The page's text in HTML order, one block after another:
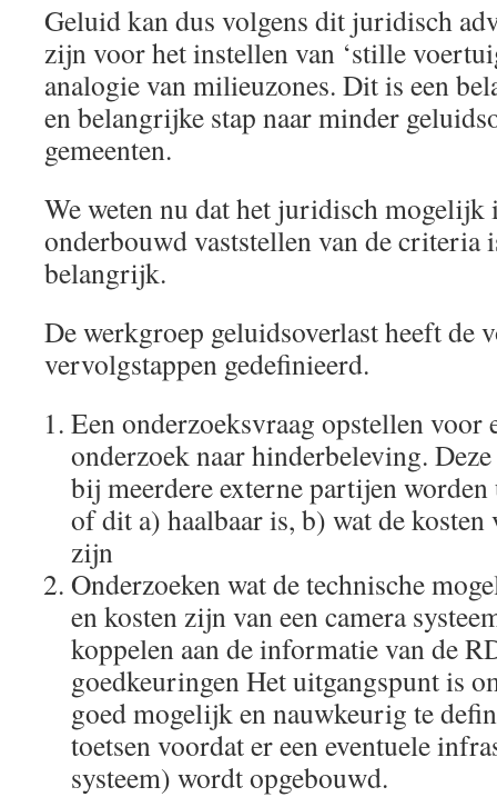
Geluid kan dus volgens dit juridisch
zijn voor het instellen van ‘stille
analogie van milieuzones. Dit is een
en belangrijke stap naar minder
gemeenten.
We weten nu dat het juridisch mogelijk
onderbouwd vaststellen van de criteria
belangrijk.
De werkgroep geluidsoverlast heeft de
vervolgstappen gedefinieerd.
Een onderzoeksvraag opstellen voor
onderzoek naar hinderbeleving.
bij meerdere externe partijen
of dit a) haalbaar is, b) wat de kosten
zijn
Onderzoeken wat de technische
en kosten zijn van een camera
koppelen aan de informatie van de
goedkeuringen Het uitgangspunt is
goed mogelijk en nauwkeurig te
toetsen voordat er een eventuele
systeem) wordt opgebouwd.